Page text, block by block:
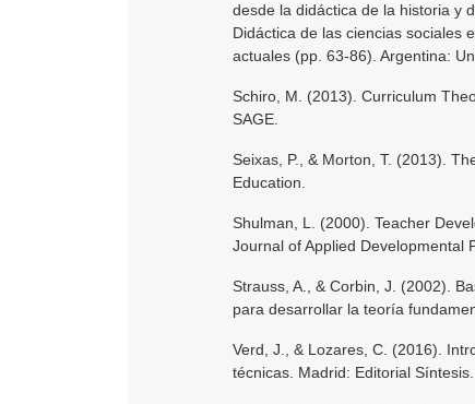
desde la didáctica de la historia y
Didáctica de las ciencias sociales
actuales (pp. 63-86). Argentina:
Schiro, M. (2013). Curriculum
SAGE.
Seixas, P., & Morton, T. (2013).
Education.
Shulman, L. (2000). Teacher
Journal of Applied Developmental
Strauss, A., & Corbin, J. (2002).
para desarrollar la teoría
Verd, J., & Lozares, C. (2016).
técnicas. Madrid: Editorial Síntesis.